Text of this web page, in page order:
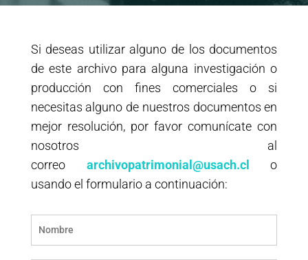
Si deseas utilizar alguno de los documentos
de este archivo para alguna investigación o
producción con fines comerciales o si
necesitas alguno de nuestros documentos en
mejor resolución, por favor comunícate con
nosotros al
correo archivopatrimonial@usach.cl
o
usando el formulario a continuación: